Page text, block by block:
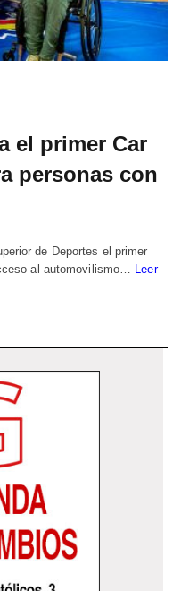
el primer Car
personas con
de Deportes el primer
al automovilismo… Leer